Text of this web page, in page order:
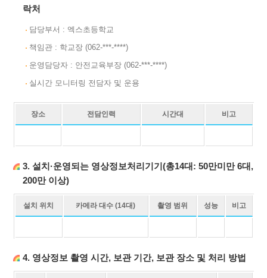
락처
담당부서 : 엑스초등학교
책임관 : 학교장 (062-***-****)
운영담당자 : 안전교육부장 (062-***-****)
실시간 모니터링 전담자 및 운용
장소 전담인력 시간대 비고
3. 설치·운영되는 영상정보처리기기(총14대: 50만미만 6대,
200만 이상)
설치 위치 카메라 대수 (14대) 촬영 범위 성능 비고
4. 영상정보 촬영 시간, 보관 기간, 보관 장소 및 처리 방법